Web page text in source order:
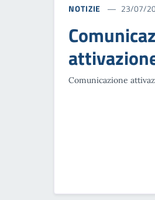
NOTIZIE 23/07/
Comunicazione